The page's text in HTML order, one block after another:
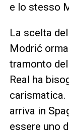
e lo stesso
La scelta
Modrić
tramonto
Real ha
carismatica.
arriva in
essere uno